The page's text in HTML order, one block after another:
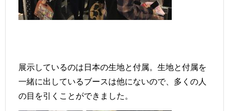
展示しているのは日本の生地と付属。生地と付属を
一緒に出しているブースは他にないので、多くの人
の目を引くことができました。